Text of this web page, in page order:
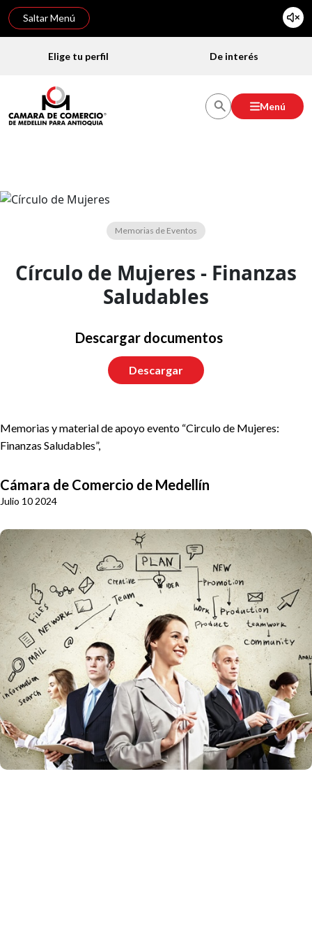
Saltar Menú
Elige tu perfil De interés
Menú
Memorias de Eventos
Círculo de Mujeres - Finanzas
Saludables
Descargar documentos
Descargar
Memorias y material de apoyo evento “Circulo de Mujeres:
Finanzas Saludables​”,
Cámara de Comercio de Medellín
Julio 10 2024